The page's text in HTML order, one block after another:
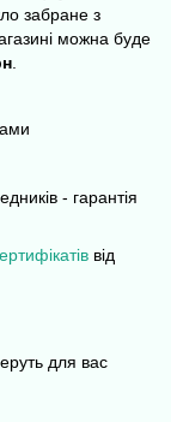
забране з
можна буде
- гарантія
від
для вас